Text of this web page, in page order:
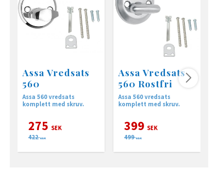
Assa Vredsats
560
Assa 560 vredsats
komplett med skruv.
275 SEK
422 SEK
Assa Vredsats
560 Rostfri
Assa 560 vredsats
komplett med skruv.
399 SEK
499 SEK